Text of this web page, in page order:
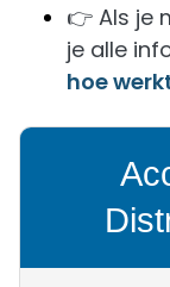
👉 Als je
je alle
hoe